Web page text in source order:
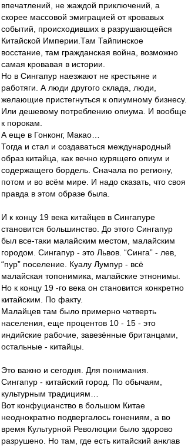
впечатлений, не жаждой приключений, а
скорее массовой эмиграцией от кровавых
событий, происходивших в разрушающейся
Китайской Империи.Там Тайпинское
восстание, там гражданская война, возможно
самая кровавая в истории.
Но в Сингапур наезжают не крестьяне и
работяги. А люди другого склада, люди,
желающие пристегнуться к опиумному бизнесу.
Или дешевому потреблению опиума. И вообще
к порокам.
А еще в Гонконг, Макао…
Тогда и стал и создаваться международный
образ китайца, как вечно курящего опиум и
содержащего бордель. Сначала по региону,
потом и во всём мире. И надо сказать, что своя
правда в этом образе была.
И к концу 19 века китайцев в Сингапуре
становится большинство. До этого Сингапур
был все-таки малайским местом, малайским
городом. Сингапур - это Львов. “Синга” - лев,
“пур” поселение. Куалу Лумпур - всё
малайская топонимика, малайские этнонимы.
Но к концу 19 -го века он становится конкретно
китайским. По факту.
Малайцев там было примерно четверть
населения, еще процентов 10 - 15 - это
индийские рабочие, завезённые британцами,
остальные - китайцы.
Это важно и сегодня. Для понимания.
Сингапур - китайский город. По обычаям,
культурным традициям…
Вот конфуцианство в большом Китае
неоднократно подвергалось гонениям, а во
время Культурной Революции было здорово
разрушено. Но там, где есть китайский анклав